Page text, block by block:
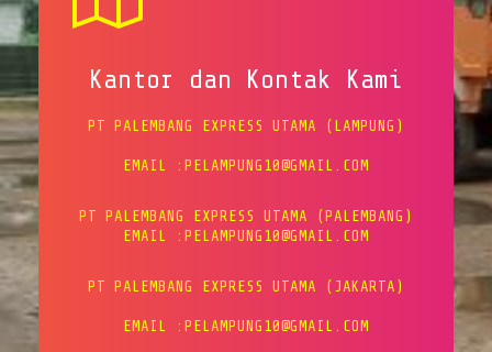
Kantor dan Kontak Kami
PT PALEMBANG EXPRESS UTAMA (LAMPUNG)
EMAIL :PELAMPUNG10@GMAIL.COM
PT PALEMBANG EXPRESS UTAMA (PALEMBANG)
EMAIL :PELAMPUNG10@GMAIL.COM
PT PALEMBANG EXPRESS UTAMA (JAKARTA)
EMAIL :PELAMPUNG10@GMAIL.COM